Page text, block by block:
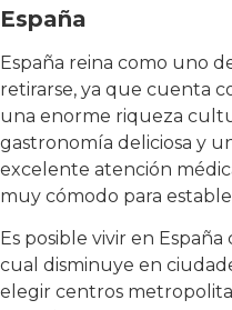
España
España reina como uno
retirarse, ya que cuenta
una enorme riqueza
gastronomía deliciosa y
excelente atención
muy cómodo para
Es posible vivir en
cual disminuye en
elegir centros